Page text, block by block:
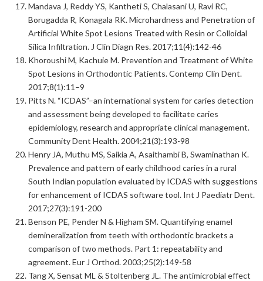
Mandava J, Reddy YS, Kantheti S, Chalasani U, Ravi RC,
Borugadda R, Konagala RK. Microhardness and Penetration of
Artificial White Spot Lesions Treated with Resin or Colloidal
Silica Infiltration. J Clin Diagn Res. 2017;11(4):142-46
Khoroushi M, Kachuie M. Prevention and Treatment of White
Spot Lesions in Orthodontic Patients. Contemp Clin Dent.
2017;8(1):11–9
Pitts N. “ICDAS”–an international system for caries detection
and assessment being developed to facilitate caries
epidemiology, research and appropriate clinical management.
Community Dent Health. 2004;21(3):193-98
Henry JA, Muthu MS, Saikia A, Asaithambi B, Swaminathan K.
Prevalence and pattern of early childhood caries in a rural
South Indian population evaluated by ICDAS with suggestions
for enhancement of ICDAS software tool. Int J Paediatr Dent.
2017;27(3):191-200
Benson PE, Pender N & Higham SM. Quantifying enamel
demineralization from teeth with orthodontic brackets a
comparison of two methods. Part 1: repeatability and
agreement. Eur J Orthod. 2003;25(2):149-58
Tang X, Sensat ML & Stoltenberg JL. The antimicrobial effect